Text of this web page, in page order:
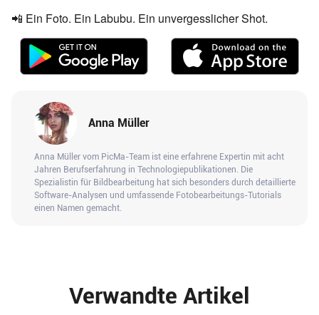
📲 Ein Foto. Ein Labubu. Ein unvergesslicher Shot.
Anna Müller
Anna Müller vom PicMa-Team ist eine erfahrene Expertin mit acht
Jahren Berufserfahrung in Technologiepublikationen. Die
Spezialistin für Bildbearbeitung hat sich besonders durch detaillierte
Software-Analysen und umfassende Fotobearbeitungs-Tutorials
einen Namen gemacht.
Verwandte Artikel